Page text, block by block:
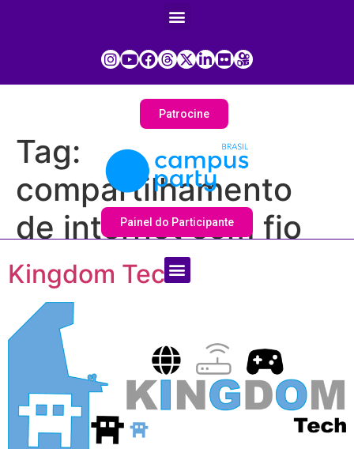
Patrocine
Painel do Participante
Tag:
compartilhamento
de internet sem fio
Kingdom Tech